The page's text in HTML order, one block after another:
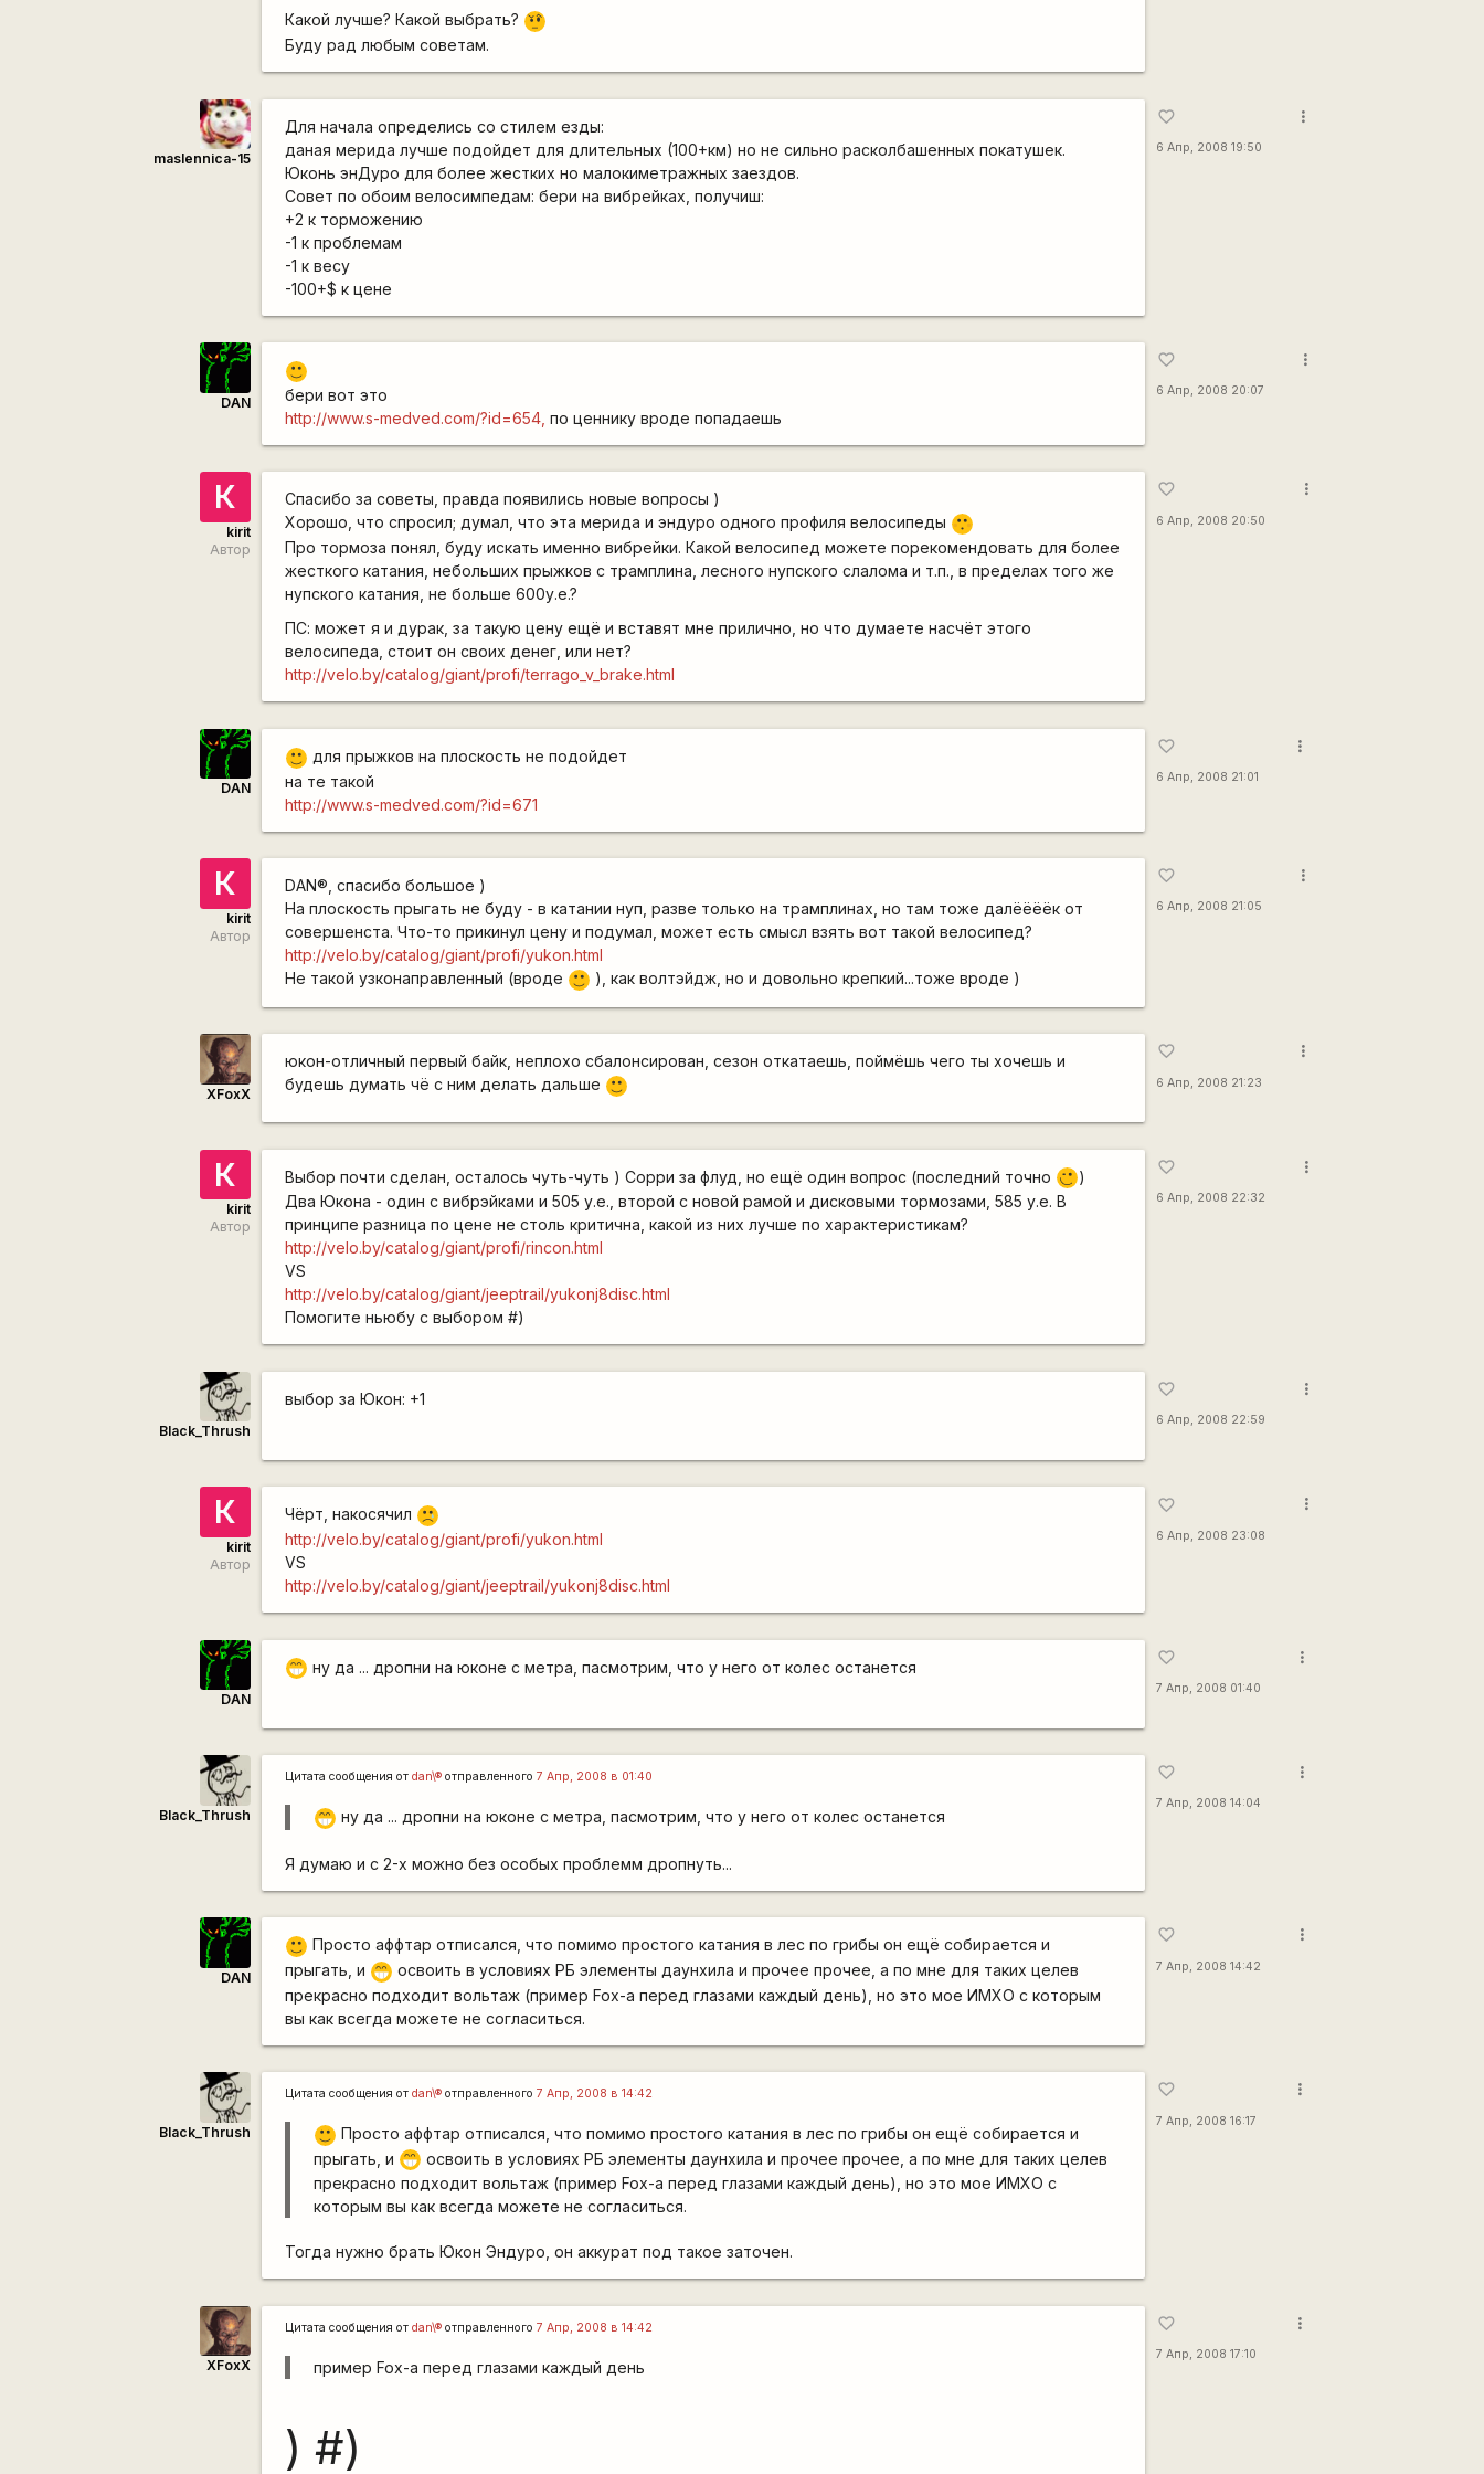
Какой лучше? Какой выбрать? ???
Буду рад любым советам.
maslennica-15
Для начала определись со стилем езды:
даная мерида лучше подойдет для длительных (100+км) но не сильно расколбашенных покатушек.
Юконь энДуро для более жестких но малокиметражных заездов.
Совет по обоим велосимпедам: бери на вибрейках, получиш:
+2 к торможению
-1 к проблемам
-1 к весу
-100+$ к цене
favorite_border
6 Апр, 2008 19:50
more_vert
DAN
:)
бери вот это
http://www.s-medved.com/?id=654, по ценнику вроде попадаешь
favorite_border
6 Апр, 2008 20:07
more_vert
К
kirit
Автор
Спасибо за советы, правда появились новые вопросы )
Хорошо, что спросил; думал, что эта мерида и эндуро одного профиля велосипеды :-[
Про тормоза понял, буду искать именно вибрейки. Какой велосипед можете порекомендовать для более
жесткого катания, небольших прыжков с трамплина, лесного нупского слалома и т.п., в пределах того же
нупского катания, не больше 600у.е.?
ПС: может я и дурак, за такую цену ещё и вставят мне прилично, но что думаете насчёт этого
велосипеда, стоит он своих денег, или нет?
http://velo.by/catalog/giant/profi/terrago_v_brake.html
favorite_border
6 Апр, 2008 20:50
more_vert
DAN
:)
для прыжков на плоскость не подойдет
на те такой
http://www.s-medved.com/?id=671
favorite_border
6 Апр, 2008 21:01
more_vert
К
kirit
Автор
DAN®, спасибо большое )
На плоскость прыгать не буду - в катании нуп, разве только на трамплинах, но там тоже далёёёёк от
совершенста. Что-то прикинул цену и подумал, может есть смысл взять вот такой велосипед?
http://velo.by/catalog/giant/profi/yukon.html
Не такой узконаправленный (вроде
:) ), как волтэйдж, но и довольно крепкий...тоже вроде )
favorite_border
6 Апр, 2008 21:05
more_vert
XFoxX
юкон-отличный первый байк, неплохо сбалонсирован, сезон откатаешь, поймёшь чего ты хочешь и
будешь думать чё с ним делать дальше
:)
favorite_border
6 Апр, 2008 21:23
more_vert
К
kirit
Автор
Выбор почти сделан, осталось чуть-чуть ) Сорри за флуд, но ещё один вопрос (последний точно ,-) )
Два Юкона - один с вибрэйками и 505 у.е., второй с новой рамой и дисковыми тормозами, 585 у.е. В
принципе разница по цене не столь критична, какой из них лучше по характеристикам?
http://velo.by/catalog/giant/profi/rincon.html
VS
http://velo.by/catalog/giant/jeeptrail/yukonj8disc.html
Помогите ньюбу с выбором #)
favorite_border
6 Апр, 2008 22:32
more_vert
Black_Thrush
выбор за Юкон: +1
favorite_border
6 Апр, 2008 22:59
more_vert
К
kirit
Автор
Чёрт, накосячил
:'(
http://velo.by/catalog/giant/profi/yukon.html
VS
http://velo.by/catalog/giant/jeeptrail/yukonj8disc.html
favorite_border
6 Апр, 2008 23:08
more_vert
DAN
;D ну да ... дропни на юконе с метра, пасмотрим, что у него от колес останется
favorite_border
7 Апр, 2008 01:40
more_vert
Black_Thrush
Цитата сообщения отdan\® отправленного7 Апр, 2008 в 01:40
;D ну да ... дропни на юконе с метра, пасмотрим, что у него от колес останется
Я думаю и с 2-х можно без особых проблемм дропнуть...
favorite_border
7 Апр, 2008 14:04
more_vert
DAN
:) Просто аффтар отписался, что помимо простого катания в лес по грибы он ещё собирается и
прыгать, и ;D освоить в условиях РБ элементы даунхила и прочее прочее, а по мне для таких целев
прекрасно подходит вольтаж (пример Fox-а перед глазами каждый день), но это мое ИМХО с которым
вы как всегда можете не согласиться.
favorite_border
7 Апр, 2008 14:42
more_vert
Black_Thrush
Цитата сообщения отdan\® отправленного7 Апр, 2008 в 14:42
:) Просто аффтар отписался, что помимо простого катания в лес по грибы он ещё собирается и
прыгать, и ;D освоить в условиях РБ элементы даунхила и прочее прочее, а по мне для таких целев
прекрасно подходит вольтаж (пример Fox-а перед глазами каждый день), но это мое ИМХО с
которым вы как всегда можете не согласиться.
Тогда нужно брать Юкон Эндуро, он аккурат под такое заточен.
favorite_border
7 Апр, 2008 16:17
more_vert
XFoxX
Цитата сообщения отdan\® отправленного7 Апр, 2008 в 14:42
пример Fox-а перед глазами каждый день
) #)
favorite_border
7 Апр, 2008 17:10
more_vert